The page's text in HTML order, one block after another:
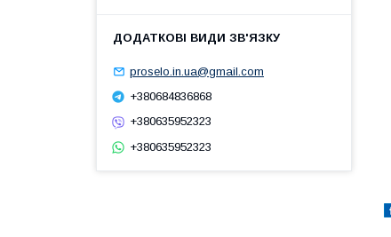
proselo.in.ua@gmail.com
+380684836868
+380635952323
+380635952323